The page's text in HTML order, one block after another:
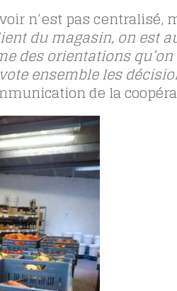
n’est pas centralisé,
du magasin, on est
des orientations
ensemble les
de la